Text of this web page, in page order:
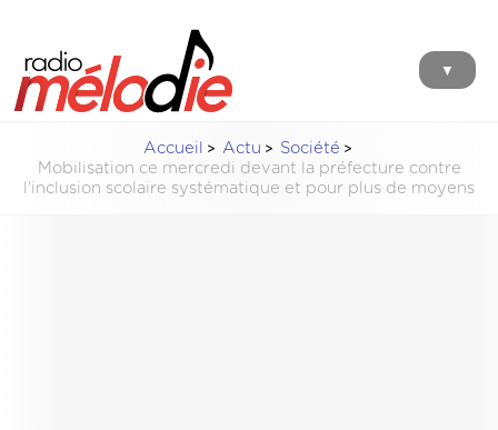
▼
Accueil Actu
Société
Mobilisation ce mercredi devant la préfecture contre
l'inclusion scolaire systématique et pour plus de moyens